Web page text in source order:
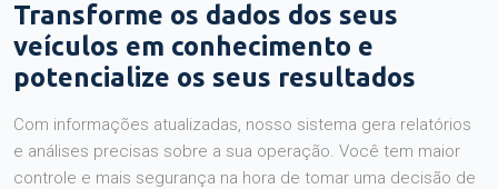
Transforme os dados dos seus
veículos em conhecimento e
potencialize os seus resultados
Com informações atualizadas, nosso sistema gera relatórios
e análises precisas sobre a sua operação. Você tem maior
controle e mais segurança na hora de tomar uma decisão de